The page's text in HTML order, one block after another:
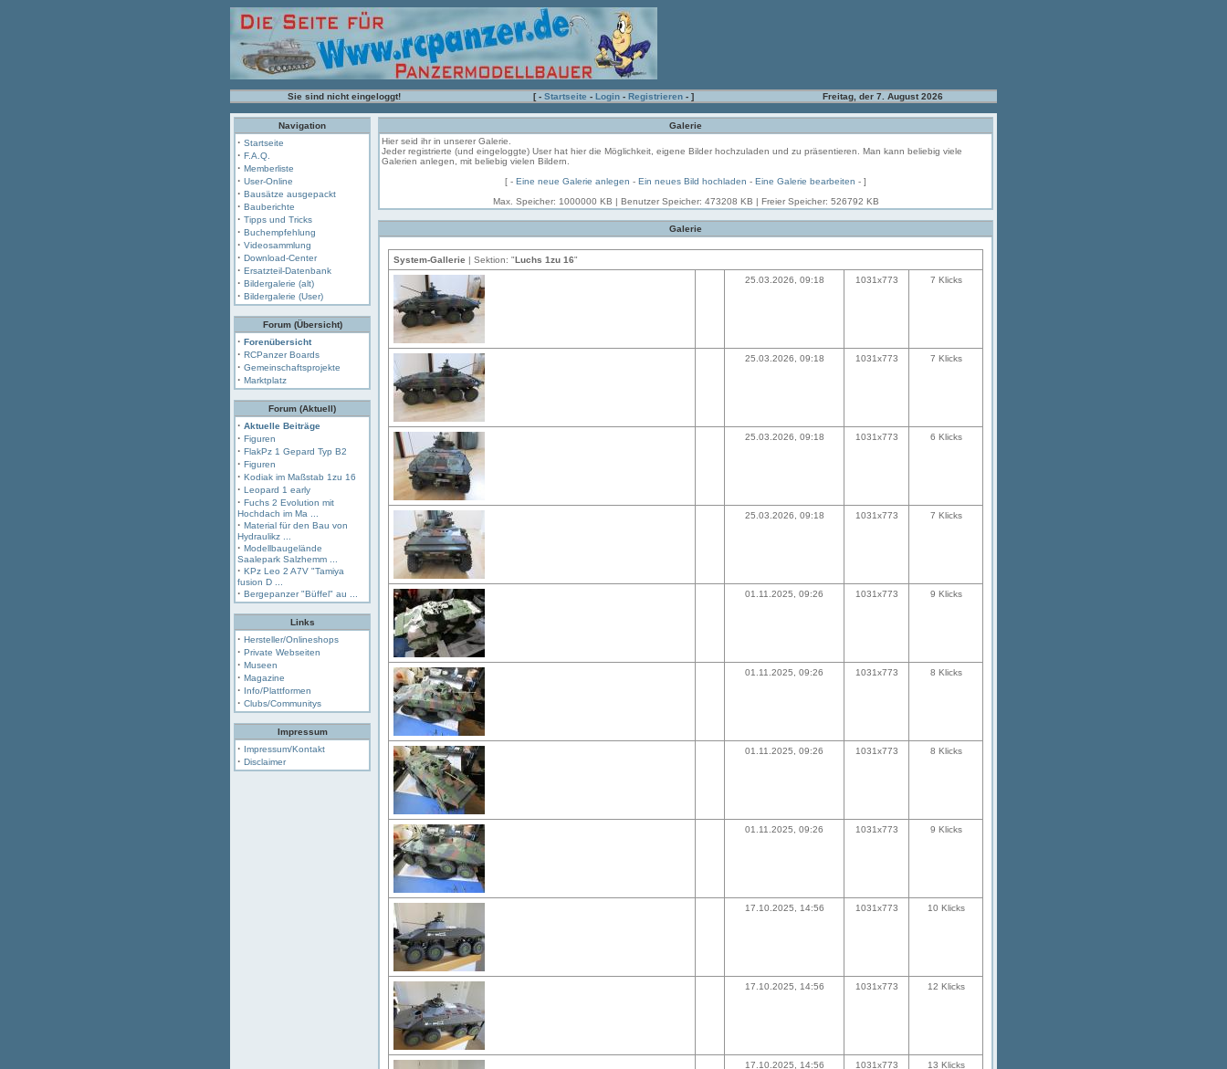
Sie sind nicht eingeloggt! [ - Startseite - Login - Registrieren - ] Freitag, der 7. August 2026
Navigation
· Startseite
· F.A.Q.
· Memberliste
· User-Online
· Bausätze ausgepackt
· Bauberichte
· Tipps und Tricks
· Buchempfehlung
· Videosammlung
· Download-Center
· Ersatzteil-Datenbank
· Bildergalerie (alt)
· Bildergalerie (User)
Forum (Übersicht)
· Forenübersicht
· RCPanzer Boards
· Gemeinschaftsprojekte
· Marktplatz
Forum (Aktuell)
· Aktuelle Beiträge
· Figuren
· FlakPz 1 Gepard Typ B2
· Figuren
· Kodiak im Maßstab 1zu 16
· Leopard 1 early
· Fuchs 2 Evolution mit
Hochdach im Ma ...
· Material für den Bau von
Hydraulikz ...
· Modellbaugelände
Saalepark Salzhemm ...
· KPz Leo 2 A7V "Tamiya
fusion D ...
· Bergepanzer "Büffel" au ...
Links
· Hersteller/Onlineshops
· Private Webseiten
· Museen
· Magazine
· Info/Plattformen
· Clubs/Communitys
Impressum
· Impressum/Kontakt
· Disclaimer
Galerie
Hier seid ihr in unserer Galerie.
Jeder registrierte (und eingeloggte) User hat hier die Möglichkeit, eigene Bilder hochzuladen und zu präsentieren. Man kann beliebig viele
Galerien anlegen, mit beliebig vielen Bildern.
[ - Eine neue Galerie anlegen - Ein neues Bild hochladen - Eine Galerie bearbeiten - ]
Max. Speicher: 1000000 KB | Benutzer Speicher: 473208 KB | Freier Speicher: 526792 KB
Galerie
System-Gallerie | Sektion: "Luchs 1zu 16"
25.03.2026, 09:18
1031x773 7 Klicks
25.03.2026, 09:18 1031x773 7 Klicks
25.03.2026, 09:18 1031x773 6 Klicks
25.03.2026, 09:18 1031x773 7 Klicks
01.11.2025, 09:26 1031x773 9 Klicks
01.11.2025, 09:26 1031x773 8 Klicks
01.11.2025, 09:26 1031x773 8 Klicks
01.11.2025, 09:26 1031x773 9 Klicks
17.10.2025, 14:56 1031x773 10 Klicks
17.10.2025, 14:56 1031x773 12 Klicks
17.10.2025, 14:56 1031x773 13 Klicks